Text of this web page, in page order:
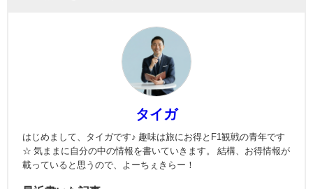
タイガ
はじめまして、タイガです♪ 趣味は旅にお得とF1観戦の青年です
☆ 気ままに自分の中の情報を書いていきます。 結構、お得情報が
載っていると思うので、よーちぇきらー！